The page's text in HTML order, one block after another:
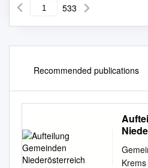
533
Recommended publications